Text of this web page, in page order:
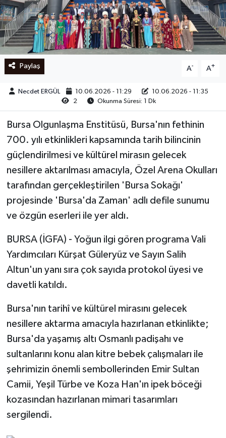
Paylaş A- A+
Necdet ERGÜL 10.06.2026 - 11:29
10.06.2026 - 11:35
2
Okunma Süresi: 1 Dk
Bursa Olgunlaşma Enstitüsü, Bursa'nın fethinin
700. yılı etkinlikleri kapsamında tarih bilincinin
güçlendirilmesi ve kültürel mirasın gelecek
nesillere aktarılması amacıyla, Özel Arena Okulları
tarafından gerçekleştirilen 'Bursa Sokağı'
projesinde 'Bursa'da Zaman' adlı defile sunumu
ve özgün eserleri ile yer aldı.
BURSA (İGFA) - Yoğun ilgi gören programa Vali
Yardımcıları Kürşat Güleryüz ve Sayın Salih
Altun'un yanı sıra çok sayıda protokol üyesi ve
davetli katıldı.
Bursa'nın tarihî ve kültürel mirasını gelecek
nesillere aktarma amacıyla hazırlanan etkinlikte;
Bursa'da yaşamış altı Osmanlı padişahı ve
sultanlarını konu alan kitre bebek çalışmaları ile
şehrimizin önemli sembollerinden Emir Sultan
Camii, Yeşil Türbe ve Koza Han'ın ipek böceği
kozasından hazırlanan mimari tasarımları
sergilendi.
Ege
İzmir
İletişim
Künye
Yerel